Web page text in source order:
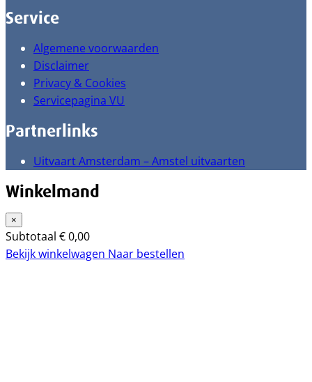
Service
Algemene voorwaarden
Disclaimer
Privacy & Cookies
Servicepagina VU
Partnerlinks
Uitvaart Amsterdam – Amstel uitvaarten
Winkelmand
×
Subtotaal €0,00
Bekijk winkelwagen Naar bestellen